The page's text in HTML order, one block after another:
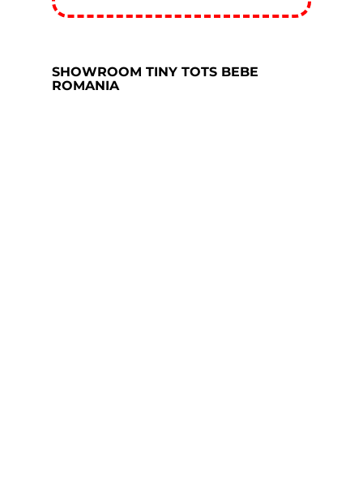
SHOWROOM TINY TOTS BEBE
ROMANIA